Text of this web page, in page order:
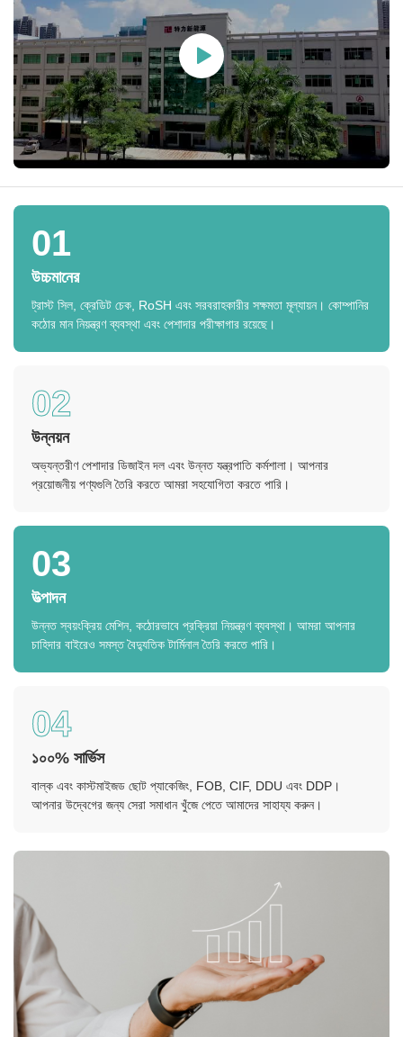
01
উচ্চমানের
ট্রাস্ট সিল, ক্রেডিট চেক, RoSH এবং সরবরাহকারীর সক্ষমতা মূল্যায়ন। কোম্পানির
কঠোর মান নিয়ন্ত্রণ ব্যবস্থা এবং পেশাদার পরীক্ষাগার রয়েছে।
02
উন্নয়ন
অভ্যন্তরীণ পেশাদার ডিজাইন দল এবং উন্নত যন্ত্রপাতি কর্মশালা। আপনার
প্রয়োজনীয় পণ্যগুলি তৈরি করতে আমরা সহযোগিতা করতে পারি।
03
উত্পাদন
উন্নত স্বয়ংক্রিয় মেশিন, কঠোরভাবে প্রক্রিয়া নিয়ন্ত্রণ ব্যবস্থা। আমরা আপনার
চাহিদার বাইরেও সমস্ত বৈদ্যুতিক টার্মিনাল তৈরি করতে পারি।
04
১০০% সার্ভিস
বাল্ক এবং কাস্টমাইজড ছোট প্যাকেজিং, FOB, CIF, DDU এবং DDP।
আপনার উদ্বেগের জন্য সেরা সমাধান খুঁজে পেতে আমাদের সাহায্য করুন।